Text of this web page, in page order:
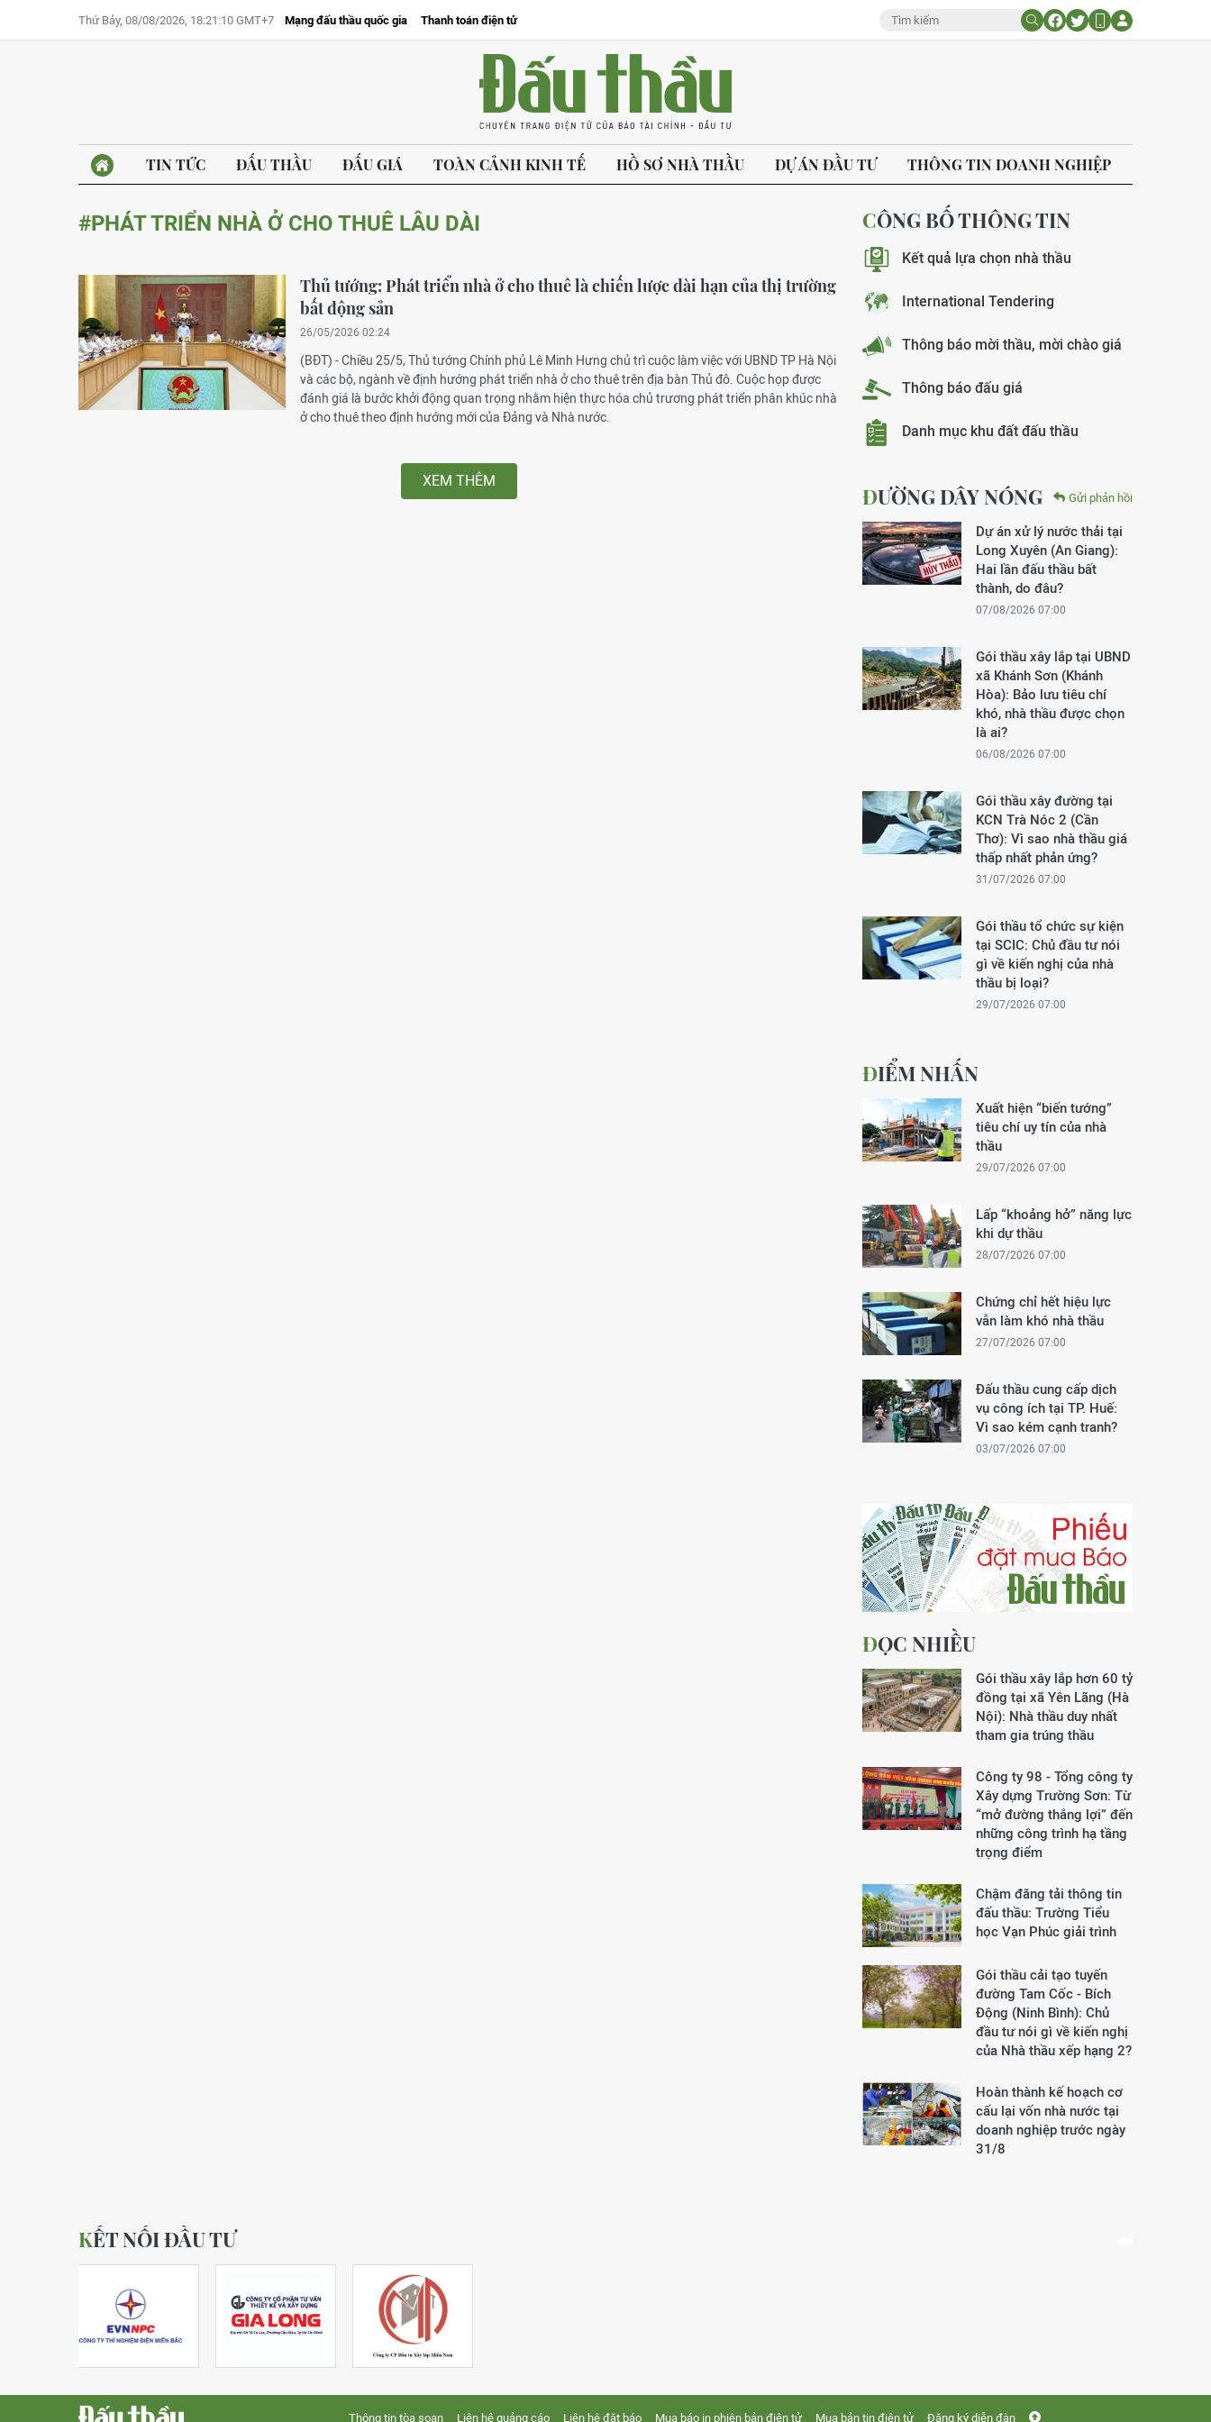
Thứ Bảy, 08/08/2026, 18:21:10 GMT+7 Mạng đấu thầu quốc gia Thanh toán điện tử
TIN TỨC ĐẤU THẦU ĐẤU GIÁ TOÀN CẢNH KINH TẾ HỒ SƠ NHÀ THẦU DỰ ÁN ĐẦU TƯ THÔNG TIN DOANH NGHIỆP
#PHÁT TRIỂN NHÀ Ở CHO THUÊ LÂU DÀI
Thủ tướng: Phát triển nhà ở cho thuê là chiến lược dài hạn của thị trường
bất động sản
26/05/2026 02:24
(BĐT) - Chiều 25/5, Thủ tướng Chính phủ Lê Minh Hưng chủ trì cuộc làm việc với UBND TP Hà Nội
và các bộ, ngành về định hướng phát triển nhà ở cho thuê trên địa bàn Thủ đô. Cuộc họp được
đánh giá là bước khởi động quan trọng nhằm hiện thực hóa chủ trương phát triển phân khúc nhà
ở cho thuê theo định hướng mới của Đảng và Nhà nước.
XEM THÊM
CÔNG BỐ THÔNG TIN
Kết quả lựa chọn nhà thầu
International Tendering
Thông báo mời thầu, mời chào giá
Thông báo đấu giá
Danh mục khu đất đấu thầu
ĐƯỜNG DÂY NÓNG Gửi phản hồi
Dự án xử lý nước thải tại
Long Xuyên (An Giang):
Hai lần đấu thầu bất
thành, do đâu?
07/08/2026 07:00
Gói thầu xây lắp tại UBND
xã Khánh Sơn (Khánh
Hòa): Bảo lưu tiêu chí
khó, nhà thầu được chọn
là ai?
06/08/2026 07:00
Gói thầu xây đường tại
KCN Trà Nóc 2 (Cần
Thơ): Vì sao nhà thầu giá
thấp nhất phản ứng?
31/07/2026 07:00
Gói thầu tổ chức sự kiện
tại SCIC: Chủ đầu tư nói
gì về kiến nghị của nhà
thầu bị loại?
29/07/2026 07:00
ĐIỂM NHẤN
Xuất hiện “biến tướng”
tiêu chí uy tín của nhà
thầu
29/07/2026 07:00
Lấp “khoảng hở” năng lực
khi dự thầu
28/07/2026 07:00
Chứng chỉ hết hiệu lực
vẫn làm khó nhà thầu
27/07/2026 07:00
Đấu thầu cung cấp dịch
vụ công ích tại TP. Huế:
Vì sao kém cạnh tranh?
03/07/2026 07:00
ĐỌC NHIỀU
Gói thầu xây lắp hơn 60 tỷ
đồng tại xã Yên Lãng (Hà
Nội): Nhà thầu duy nhất
tham gia trúng thầu
Công ty 98 - Tổng công ty
Xây dựng Trường Sơn: Từ
“mở đường thắng lợi” đến
những công trình hạ tầng
trọng điểm
Chậm đăng tải thông tin
đấu thầu: Trường Tiểu
học Vạn Phúc giải trình
Gói thầu cải tạo tuyến
đường Tam Cốc - Bích
Động (Ninh Bình): Chủ
đầu tư nói gì về kiến nghị
của Nhà thầu xếp hạng 2?
Hoàn thành kế hoạch cơ
cấu lại vốn nhà nước tại
doanh nghiệp trước ngày
31/8
KẾT NỐI ĐẦU TƯ
Thông tin tòa soạn Liên hệ quảng cáo Liên hệ đặt báo Mua báo in phiên bản điện tử Mua bản tin điện tử Đăng ký diễn đàn